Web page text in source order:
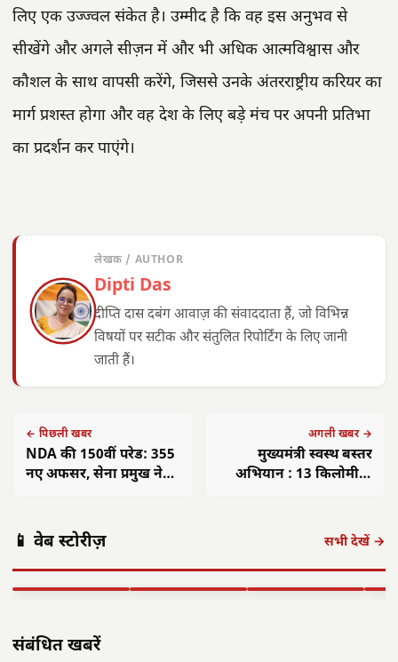
लिए एक उज्ज्वल संकेत है। उम्मीद है कि वह इस अनुभव से
सीखेंगे और अगले सीज़न में और भी अधिक आत्मविश्वास और
कौशल के साथ वापसी करेंगे, जिससे उनके अंतरराष्ट्रीय करियर का
मार्ग प्रशस्त होगा और वह देश के लिए बड़े मंच पर अपनी प्रतिभा
का प्रदर्शन कर पाएंगे।
लेखक / AUTHOR
Dipti Das
दीप्ति दास दबंग आवाज़ की संवाददाता हैं, जो विभिन्न
विषयों पर सटीक और संतुलित रिपोर्टिंग के लिए जानी
जाती हैं।
← पिछली खबर
NDA की 150वीं परेड: 355
नए अफसर, सेना प्रमुख ने
अगली खबर →
मुख्यमंत्री स्वस्थ बस्तर
अभियान : 13 किलोमीटर
227 ग्रामीणों की जांच
📱 वेब स्टोरीज़ सभी देखें →
अगस्त को अलवर
की…
वेशभूषा में…
यादव का सम्मान:
रजत पदक…
संबंधित खबरें